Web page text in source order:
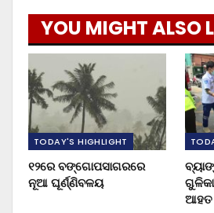
YOU MIGHT ALSO
TODAY'S HIGHLIGHT
୧୨ରେ ବଙ୍ଗୋପସାଗରରେ
ନୂଆ ଘୂର୍ଣ୍ଣିବଳୟ
ଆହତ